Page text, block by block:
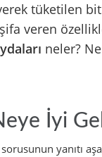
tüketilen
veren
neler?
İyi
yanıtı